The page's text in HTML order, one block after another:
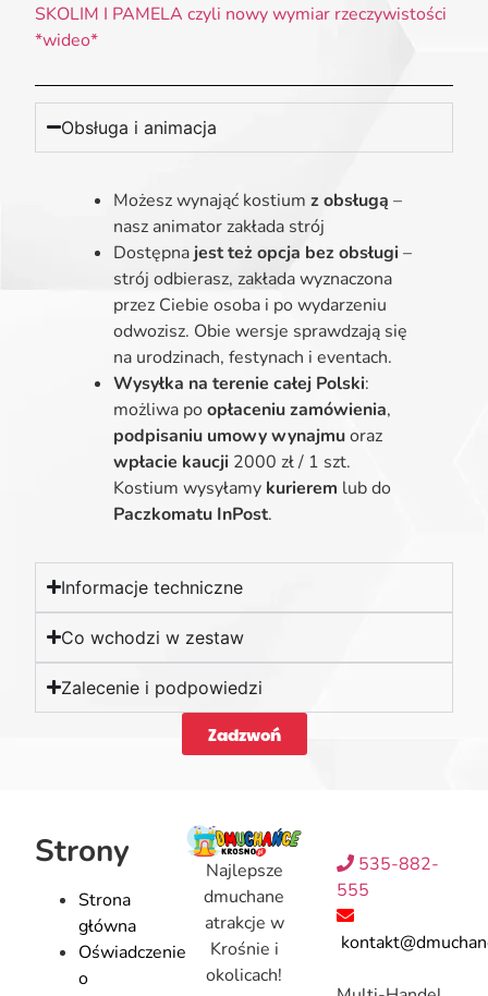
SKOLIM I PAMELA czyli nowy wymiar rzeczywistości
*wideo*
Obsługa i animacja
Możesz wynająć kostium z obsługą –
nasz animator zakłada strój
Dostępna jest też opcja bez obsługi–
strój odbierasz, zakłada wyznaczona
przez Ciebie osoba i po wydarzeniu
odwozisz. Obie wersje sprawdzają się
na urodzinach, festynach i eventach.
Wysyłka na terenie całej Polski:
możliwa poopłaceniu zamówienia,
podpisaniu umowy wynajmuoraz
wpłacie kaucji 2000 zł / 1 szt.
Kostium wysyłamy kurierem lub do
Paczkomatu InPost.
Informacje techniczne
Co wchodzi w zestaw
Zalecenie i podpowiedzi
Zadzwoń
Strony
Strona
główna
Oświadczenie
o
Najlepsze
dmuchane
atrakcje w
Krośnie i
okolicach!
535-882-
555